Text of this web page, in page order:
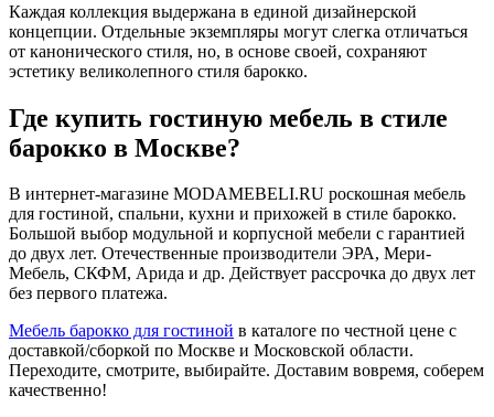
Каждая коллекция выдержана в единой дизайнерской
концепции. Отдельные экземпляры могут слегка отличаться
от канонического стиля, но, в основе своей, сохраняют
эстетику великолепного стиля барокко.
Где купить гостиную мебель в стиле
барокко в Москве?
В интернет-магазине MODAMEBELI.RU роскошная мебель
для гостиной, спальни, кухни и прихожей в стиле барокко.
Большой выбор модульной и корпусной мебели с гарантией
до двух лет. Отечественные производители ЭРА, Мери-
Мебель, СКФМ, Арида и др. Действует рассрочка до двух лет
без первого платежа.
Мебель барокко для гостиной в каталоге по честной цене с
доставкой/сборкой по Москве и Московской области.
Переходите, смотрите, выбирайте. Доставим вовремя, соберем
качественно!